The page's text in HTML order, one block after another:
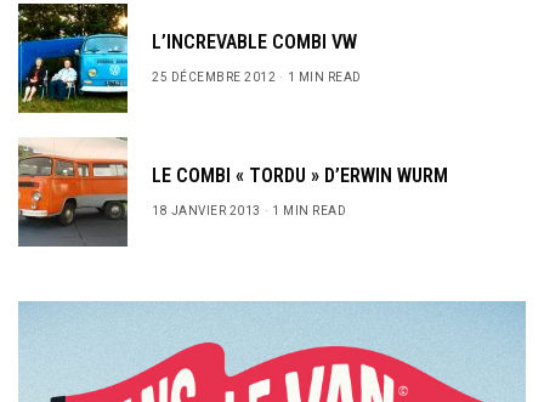
L’INCREVABLE COMBI VW
25 DÉCEMBRE 2012 1 MIN READ
LE COMBI « TORDU » D’ERWIN WURM
18 JANVIER 2013 1 MIN READ